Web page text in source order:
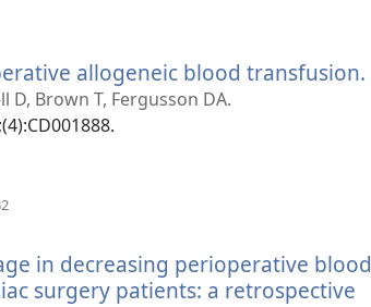
allogeneic blood transfusion.
D, Brown T, Fergusson DA.
janela)in decreasing perioperative blood
surgery patients: a retrospective